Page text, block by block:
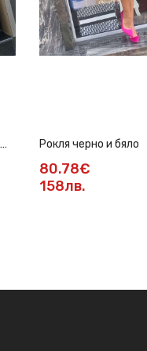
Рокля черно и бяло
80.78€
158лв.